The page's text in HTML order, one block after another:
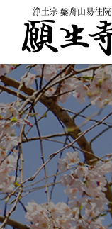
浄土宗 槃舟山易往院